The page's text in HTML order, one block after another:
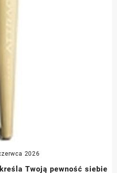
2026
Twoją pewność siebie